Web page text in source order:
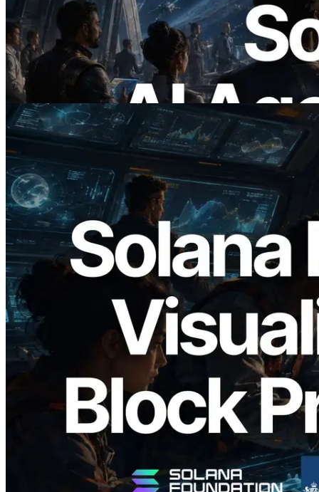
ERPC запускает Solana RPC с
поддержкой x402 — Эпоха, в которой
AI-агенты платят за нужные API по
требованию
Читать статью
2026.05.24
Validators Solutions запускает Solana
Block Analyzer — визуализация
времени генерации блоков и
назначенных валидаторов на уровне
слотов
Читать статью